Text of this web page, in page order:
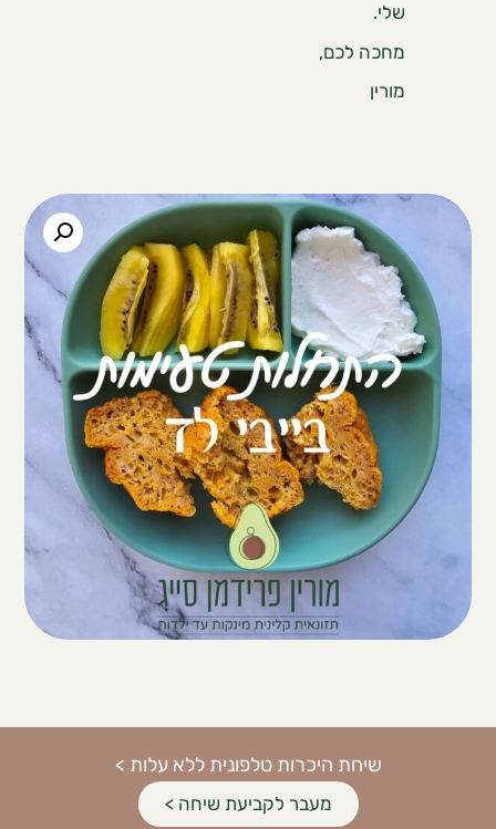
מחכה לכם,
שיחת היכרות טלפונית ללא עלות >
מעבר לקביעת שיחה >